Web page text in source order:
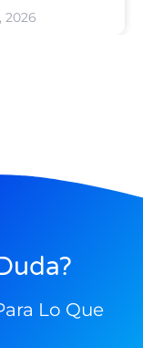
2026
Lo Que